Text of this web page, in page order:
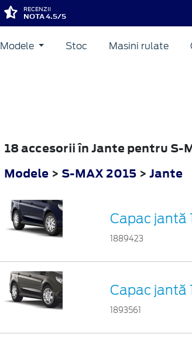
RECENZII
NOTA 4.5/5
Modele Stoc Masini rulate
18 accesorii în Jante pentru S-
Modele > S-MAX 2015 > Jante
Capac jantă
1889423
Capac jantă
1893561